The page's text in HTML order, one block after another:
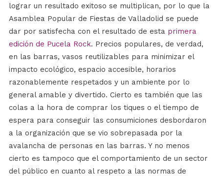
lograr un resultado exitoso se multiplican, por lo que la
Asamblea Popular de Fiestas de Valladolid se puede
dar por satisfecha con el resultado de esta primera
edición de Pucela Rock. Precios populares, de verdad,
en las barras, vasos reutilizables para minimizar el
impacto ecológico, espacio accesible, horarios
razonablemente respetados y un ambiente por lo
general amable y divertido. Cierto es también que las
colas a la hora de comprar los tiques o el tiempo de
espera para conseguir las consumiciones desbordaron
a la organización que se vio sobrepasada por la
avalancha de personas en las barras. Y no menos
cierto es tampoco que el comportamiento de un sector
del público en cuanto al respeto a las normas de